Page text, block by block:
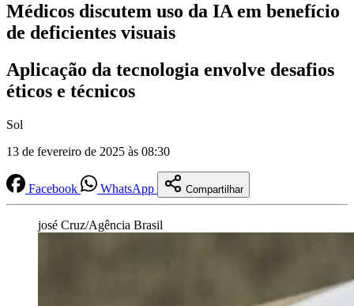
Médicos discutem uso da IA em benefício
de deficientes visuais
Aplicação da tecnologia envolve desafios
éticos e técnicos
Sol
13 de fevereiro de 2025 às 08:30
Facebook WhatsApp Compartilhar
josé Cruz/Agência Brasil